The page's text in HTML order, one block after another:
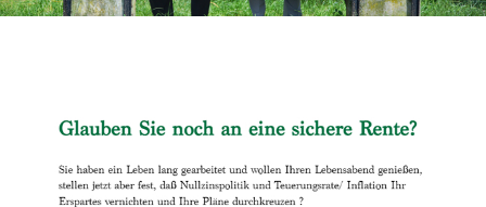
Versicherungsberatung